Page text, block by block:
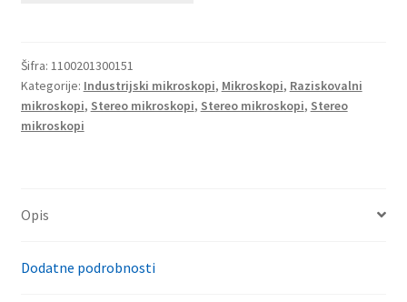
BP
količina
Šifra: 1100201300151
Kategorije: Industrijski mikroskopi, Mikroskopi, Raziskovalni
mikroskopi, Stereo mikroskopi, Stereo mikroskopi, Stereo
mikroskopi
Opis
Dodatne podrobnosti